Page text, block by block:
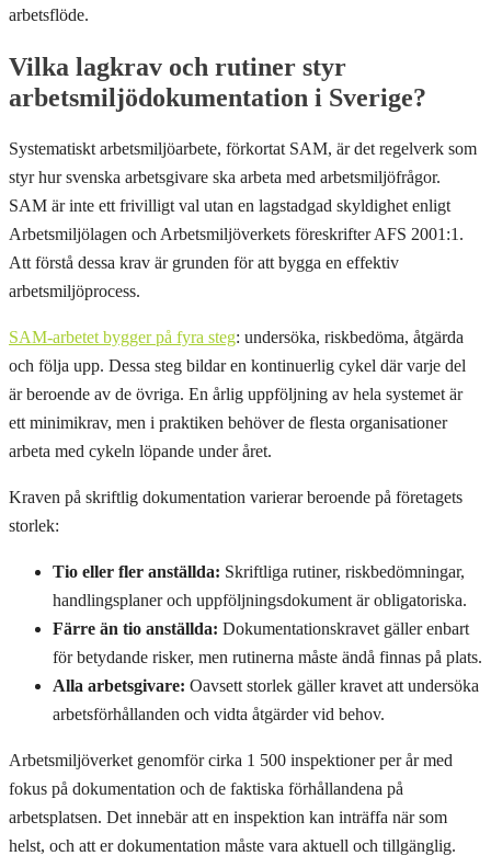
arbetsflöde.
Vilka lagkrav och rutiner styr
arbetsmiljödokumentation i Sverige?
Systematiskt arbetsmiljöarbete, förkortat SAM, är det regelverk som
styr hur svenska arbetsgivare ska arbeta med arbetsmiljöfrågor.
SAM är inte ett frivilligt val utan en lagstadgad skyldighet enligt
Arbetsmiljölagen och Arbetsmiljöverkets föreskrifter AFS 2001:1.
Att förstå dessa krav är grunden för att bygga en effektiv
arbetsmiljöprocess.
SAM-arbetet bygger på fyra steg: undersöka, riskbedöma, åtgärda
och följa upp. Dessa steg bildar en kontinuerlig cykel där varje del
är beroende av de övriga. En årlig uppföljning av hela systemet är
ett minimikrav, men i praktiken behöver de flesta organisationer
arbeta med cykeln löpande under året.
Kraven på skriftlig dokumentation varierar beroende på företagets
storlek:
Tio eller fler anställda: Skriftliga rutiner, riskbedömningar,
handlingsplaner och uppföljningsdokument är obligatoriska.
Färre än tio anställda: Dokumentationskravet gäller enbart
för betydande risker, men rutinerna måste ändå finnas på plats.
Alla arbetsgivare: Oavsett storlek gäller kravet att undersöka
arbetsförhållanden och vidta åtgärder vid behov.
Arbetsmiljöverket genomför cirka 1 500 inspektioner per år med
fokus på dokumentation och de faktiska förhållandena på
arbetsplatsen. Det innebär att en inspektion kan inträffa när som
helst, och att er dokumentation måste vara aktuell och tillgänglig.